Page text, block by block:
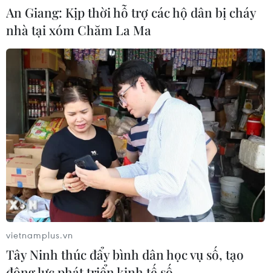
TIN CÙNG CHUYÊN MỤC
Ngân hàng Trung ương Trung Quốc
mua thêm 20 tấn vàng trong tháng 7
An Giang: Kịp thời hỗ trợ các hộ dân bị cháy
nhà tại xóm Chăm La Ma
vietnamplus.vn
Tây Ninh thúc đẩy bình dân học vụ số, tạo